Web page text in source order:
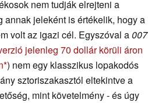
nem tudják elrejteni a
annak jeleként is értékelik, hogy a
volt az igazi cél. Egyszóval a007
jelenleg 70 dollár körüli áron
) nem egy klasszikus lopakodós
sztoriszakasztól eltekintve a
mint követelmény - és úgy